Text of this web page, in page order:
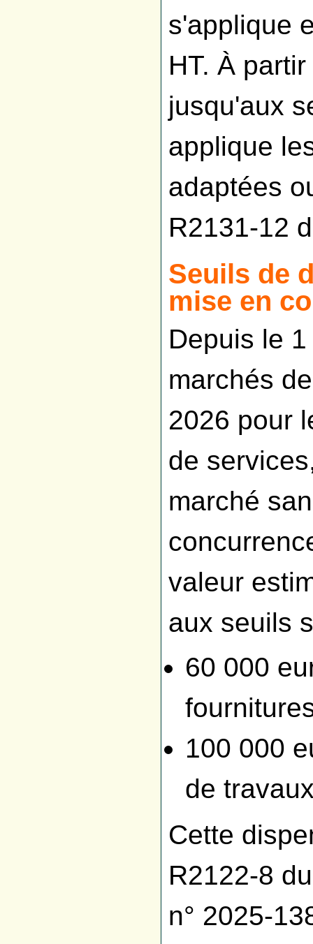
s'applique
HT. À
jusqu'aux
applique
adaptées
R2131-12
Seuils de
mise en
Depuis le
marchés
2026 pour
de
marché
valeur
aux seuils
60 000
100 000
de
Cette
R2122-8
n° 2025-